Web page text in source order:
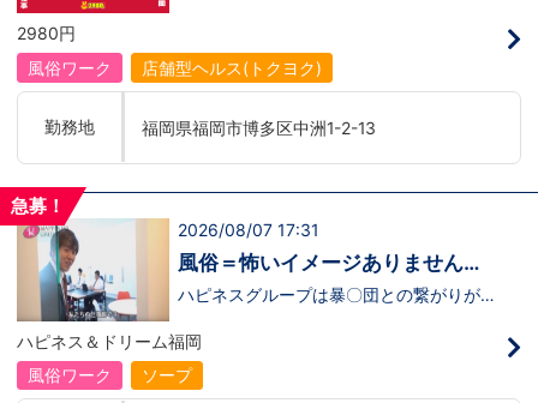
て、お店の頂上を目指すのか。社長として
グループの頂上を目指すのか。どちらの目
プにはあります。将来の自分について、大
きな夢を描いてください！！
トガール募集！風俗未経験だけど時給でし
っかり稼ぎたい興味あるけどまずはエスコ
仕事のくわしい内容などお気軽にお問合せ
ください！本格的なバニーガールの衣裳で
のお仕事となり、衣裳はもちろん無料貸
性給与：時給2,500円～時間：7時～24時
間：10日間とにかく元気で明るくて愛嬌
のある方！OLさんや学生さんのWワーク
にぴったりです！学歴・経験不問 未経験
者大歓迎です。面接は随時受け付けており
2980円
風俗ワーク
店舗型ヘルス(トクヨク)
勤務地 福岡県福岡市博多区中洲1-2-13
急募！
2026/08/07 17:31
風俗＝怖いイメージありません
か？選ぶならクリーンな会社一
ハピネスグループは暴〇団との繋がりが一
人がバックにいて、辞める時とか怖い思い
をするんじゃないの…(((;´･ω･)))？？と思
ってる方も多いと思います。それは当グル
ープではありえません！！！！また、そう
ハピネス＆ドリーム福岡
風俗ワーク
ソープ